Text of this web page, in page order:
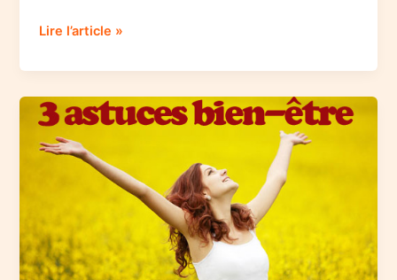
Mode
pour
une
randonnée
réussie
Lire l’article »